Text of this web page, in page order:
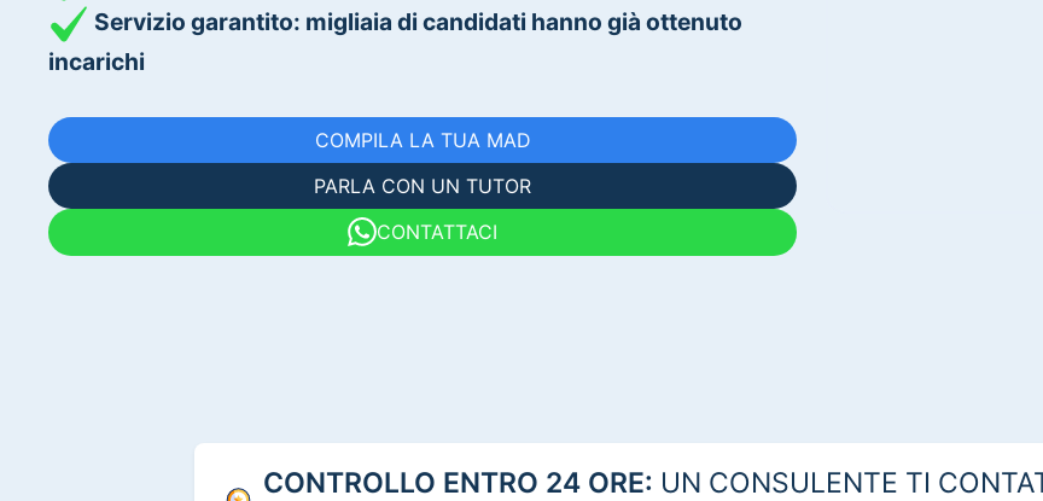
Servizio garantito: migliaia di candidati hanno già ottenuto
incarichi
COMPILA LA TUA MAD
PARLA CON UN TUTOR
CONTATTACI
CONTROLLO ENTRO 24 ORE: UN CONSULENTE TI